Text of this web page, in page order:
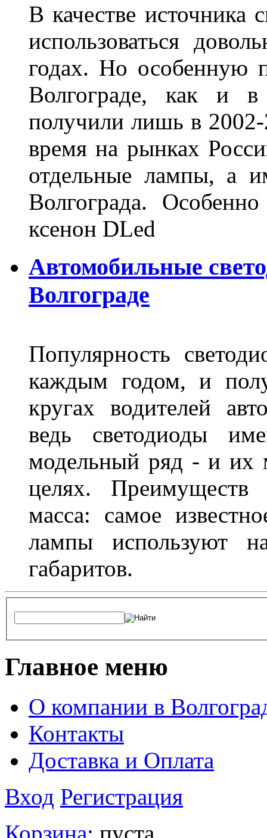
В качестве источника
использоваться
годах. Но особенную
Волгограде, как и
получили лишь в
время на рынках
отдельные лампы, а
Волгограда.
ксенон DLed
Автомобильные
Волгограде
Популярность
каждым годом, и
кругах водителей
ведь светодиоды
модельный ряд - и их
целях.
масса: самое
лампы используют
габаритов.
Главное меню
О компании в
Контакты
Доставка и Оплата
Вход Регистрация